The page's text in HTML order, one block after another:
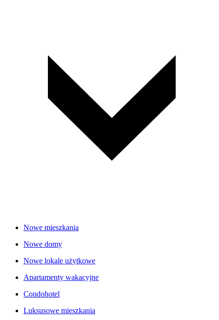
Nowe mieszkania
Nowe domy
Nowe lokale użytkowe
Apartamenty wakacyjne
Condohotel
Luksusowe mieszkania